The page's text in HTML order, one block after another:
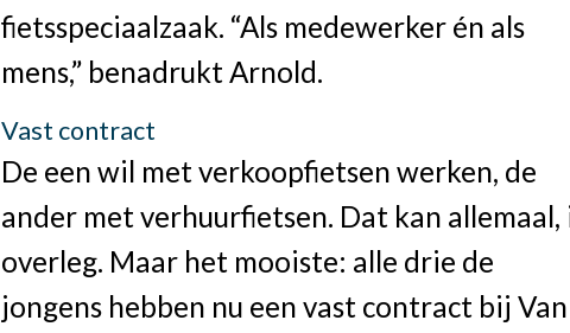
fietsspeciaalzaak. “Als medewerker én als
mens,” benadrukt Arnold.
Vast contract
De een wil met verkoopfietsen werken, de
ander met verhuurfietsen. Dat kan allemaal,
overleg. Maar het mooiste: alle drie de
jongens hebben nu een vast contract bij Van